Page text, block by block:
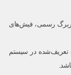
رسمی، فیش‌های
تعریف‌شده در سیستم